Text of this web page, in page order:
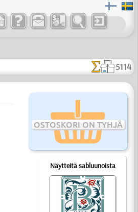
5114
OSTOSKORI ON TYHJÄ
Näytteitä sabluunoista